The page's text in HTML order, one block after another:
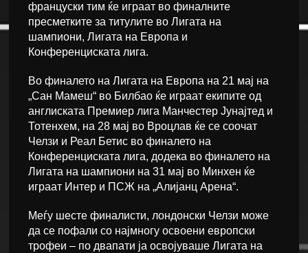
француски тим ќе играат во финалните
пресметките за титулите во Лигата на
шампиони, Лигата на Европа и
Конференциската лига.
Во финалето на Лигата на Европа на 21 мај на
„Сан Мамеш“ во Билбао ќе играат екипите од
англиската Премиер лига Манчестер Јунајтед и
Тотенхем, на 28 мај во Вроцлав ќе се соочат
Челзи и Реал Бетис во финалето на
Конференциската лига, додека во финалето на
Лигата на шампиони на 31 мај во Минхен ќе
играат Интер и ПСЖ на „Алијанц Арена“.
Меѓу шесте финалисти, лондонски Челзи може
да се пофали со најмногу освоени европски
трофеи – по двапати ја освојуваше Лигата на